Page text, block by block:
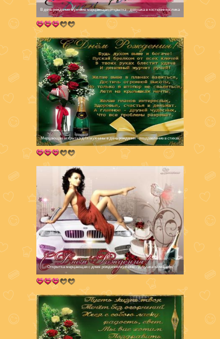
В день рождения мужчине мерцающая открытка - девушка в костюме кролика
Мерцающая открытка для мужчины в день рождения - поздравление в стихах
Открытка мерцающая с днем рождения мужчине - девушка на машине